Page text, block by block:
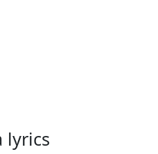
lyrics